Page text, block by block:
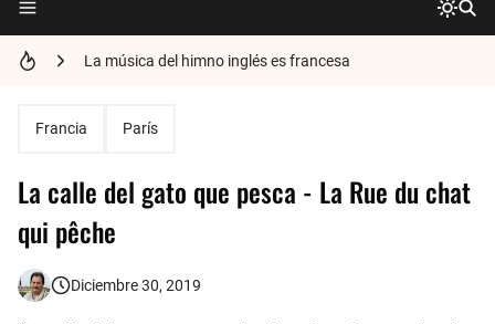
Historia del Metro Patrón - La unidad que nació en París
La música del himno inglés es francesa
Historia de Nimes - La Roma francesa
Francia París
La calle del gato que pesca - La Rue du chat
qui pêche
Diciembre 30, 2019